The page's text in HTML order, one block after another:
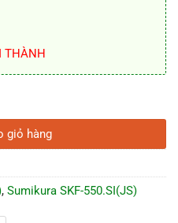
THÀNH
JS 550L số lượng
giỏ hàng
, Sumikura SKF-550.SI(JS)